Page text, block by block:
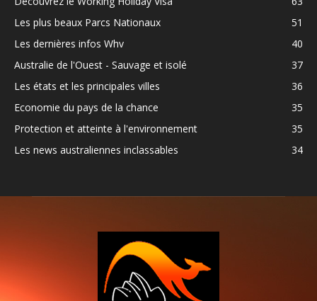
Les plus beaux Parcs Nationaux
51
Les dernières infos Whv
40
Australie de l'Ouest - Sauvage et isolé
37
Les états et les principales villes
36
Economie du pays de la chance
35
Protection et atteinte à l'environnement
35
Les news australiennes inclassables
34